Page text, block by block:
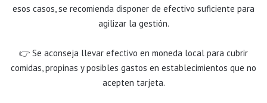
esos casos, se recomienda disponer de efectivo suficiente para
agilizar la gestión.
👉 Se aconseja llevar efectivo en moneda local para cubrir
comidas, propinas y posibles gastos en establecimientos que no
acepten tarjeta.